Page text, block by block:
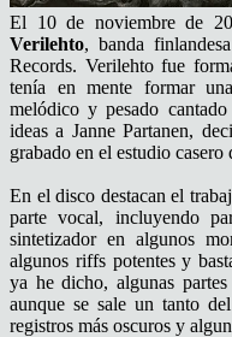
El 10 de noviembre de
Verilehto, banda
Records. Verilehto fue
tenía en mente formar
melódico y pesado
ideas a Janne Partanen,
grabado en el estudio casero
En el disco destacan el
parte vocal, incluyendo
sintetizador en algunos
algunos riffs potentes y
ya he dicho, algunas
aunque se sale un tanto
registros más oscuros y